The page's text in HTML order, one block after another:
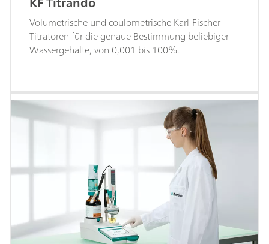
Volumetrische und coulometrische Karl-Fischer-
Titratoren für die genaue Bestimmung beliebiger
Wassergehalte, von 0,001 bis 100%.